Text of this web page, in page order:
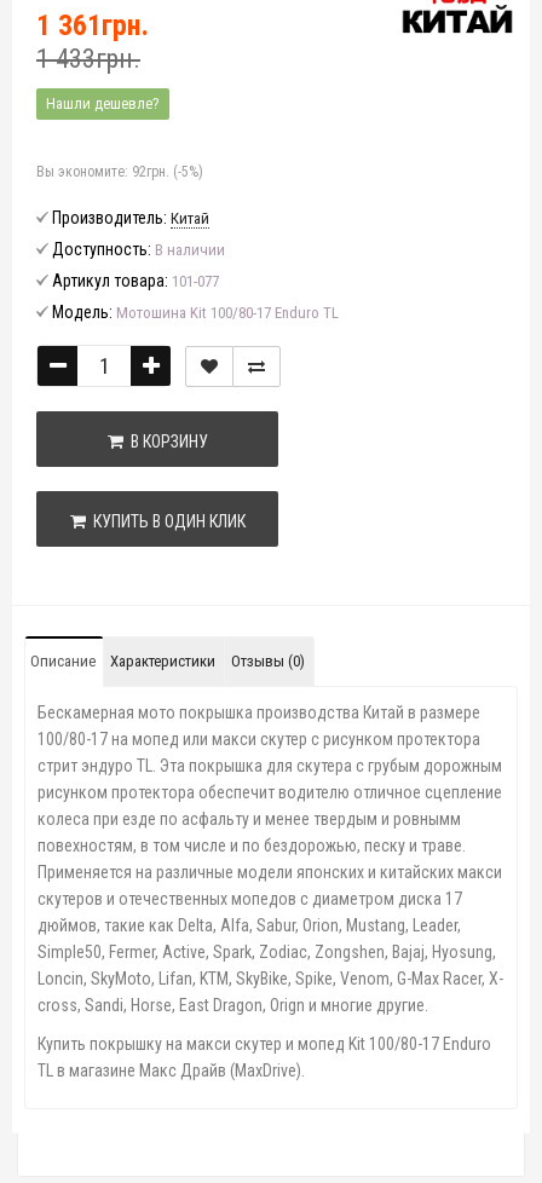
1 361грн.
1 433грн.
Нашли дешевле?
Вы экономите: 92грн. (-5%)
Производитель: Китай
Доступность: В наличии
Артикул товара: 101-077
Модель: Мотошина Kit 100/80-17 Enduro TL
В КОРЗИНУ
КУПИТЬ В ОДИН КЛИК
Описание Характеристики Отзывы (0)
Бескамерная мото покрышка производства Китай в размере
100/80-17 на мопед или макси скутер с рисунком протектора
стрит эндуро TL. Эта покрышка для скутера с грубым дорожным
рисунком протектора обеспечит водителю отличное сцепление
колеса при езде по асфальту и менее твердым и ровнымм
повехностям, в том числе и по бездорожью, песку и траве.
Применяется на различные модели японских и китайских макси
скутеров и отечественных мопедов с диаметром диска 17
дюймов, такие как Delta, Alfa, Sabur, Orion, Mustang, Leader,
Simple50, Fermer, Active, Spark, Zodiac, Zongshen, Bajaj, Hyosung,
Loncin, SkyMoto, Lifan, KTM, SkyBike, Spike, Venom, G-Max Racer, X-
cross, Sandi, Horse, East Dragon, Orign и многие другие.
Купить покрышку на макси скутер и мопед Kit 100/80-17 Enduro
TL в магазине Макс Драйв (MaxDrive).